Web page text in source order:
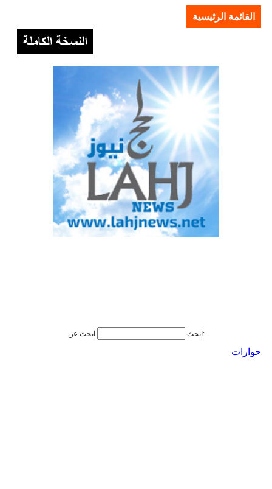
القائمة الرئيسية
ابحث ابحث عن:
حوارات